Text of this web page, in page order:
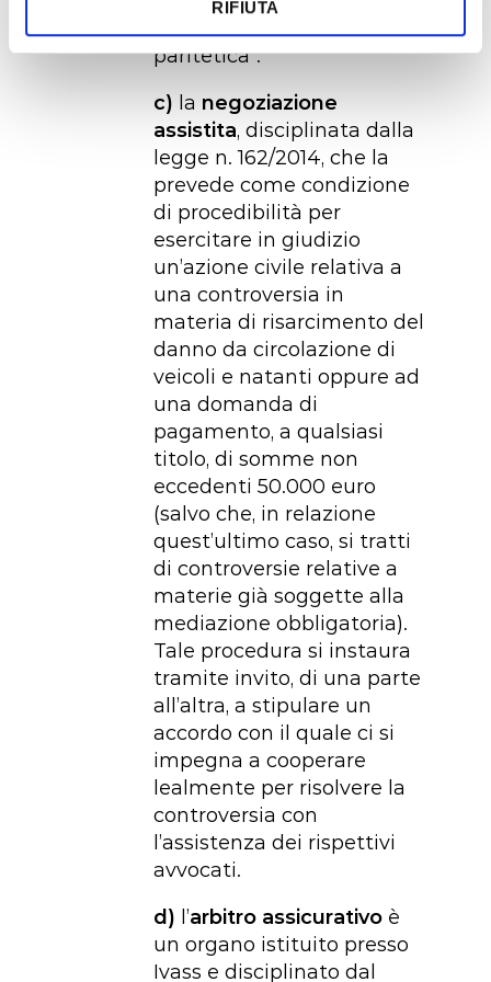
RIFIUTA
sottosezione “conciliazione
paritetica”.
c) la negoziazione
assistita, disciplinata dalla
legge n. 162/2014, che la
prevede come condizione
di procedibilità per
esercitare in giudizio
un’azione civile relativa a
una controversia in
materia di risarcimento del
danno da circolazione di
veicoli e natanti oppure ad
una domanda di
pagamento, a qualsiasi
titolo, di somme non
eccedenti 50.000 euro
(salvo che, in relazione
quest’ultimo caso, si tratti
di controversie relative a
materie già soggette alla
mediazione obbligatoria).
Tale procedura si instaura
tramite invito, di una parte
all’altra, a stipulare un
accordo con il quale ci si
impegna a cooperare
lealmente per risolvere la
controversia con
l’assistenza dei rispettivi
avvocati.
d) l’arbitro assicurativo è
un organo istituito presso
Ivass e disciplinato dal